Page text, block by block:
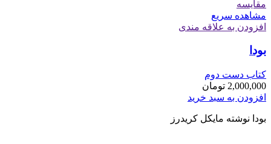
مقایسه
مشاهده سریع
افزودن به علاقه مندی
بودا
کتاب دست دوم
2,000,000 تومان
افزودن به سبد خرید
بودا نوشته مایکل کریدرز